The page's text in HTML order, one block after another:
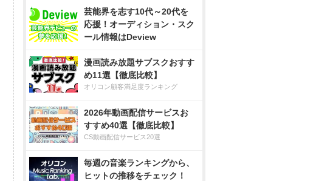
芸能界を志す10代～20代を
応援！オーディション・スク
ール情報はDeview
漫画読み放題サブスクおすす
め11選【徹底比較】
オリコン顧客満足度ランキング
2026年動画配信サービスお
すすめ40選【徹底比較】
CS動画配信サービス20選
毎週の音楽ランキングから、
ヒットの推移をチェック！